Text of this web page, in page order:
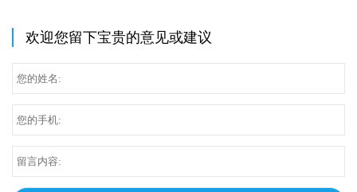
欢迎您留下宝贵的意见或建议